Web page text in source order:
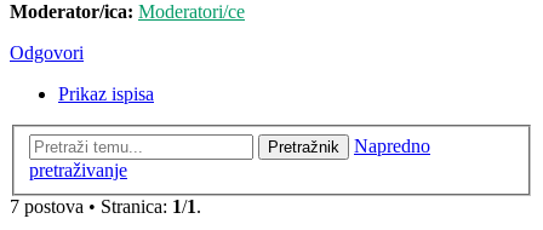
Moderator/ica: Moderatori/ce
Odgovori
Prikaz ispisa
Pretražnik
Napredno
pretraživanje
7 postova • Stranica: 1/1.